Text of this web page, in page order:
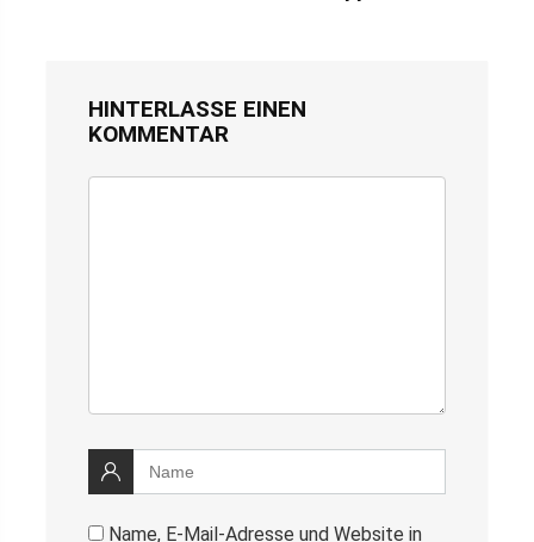
HINTERLASSE EINEN
KOMMENTAR
Name, E-Mail-Adresse und Website in